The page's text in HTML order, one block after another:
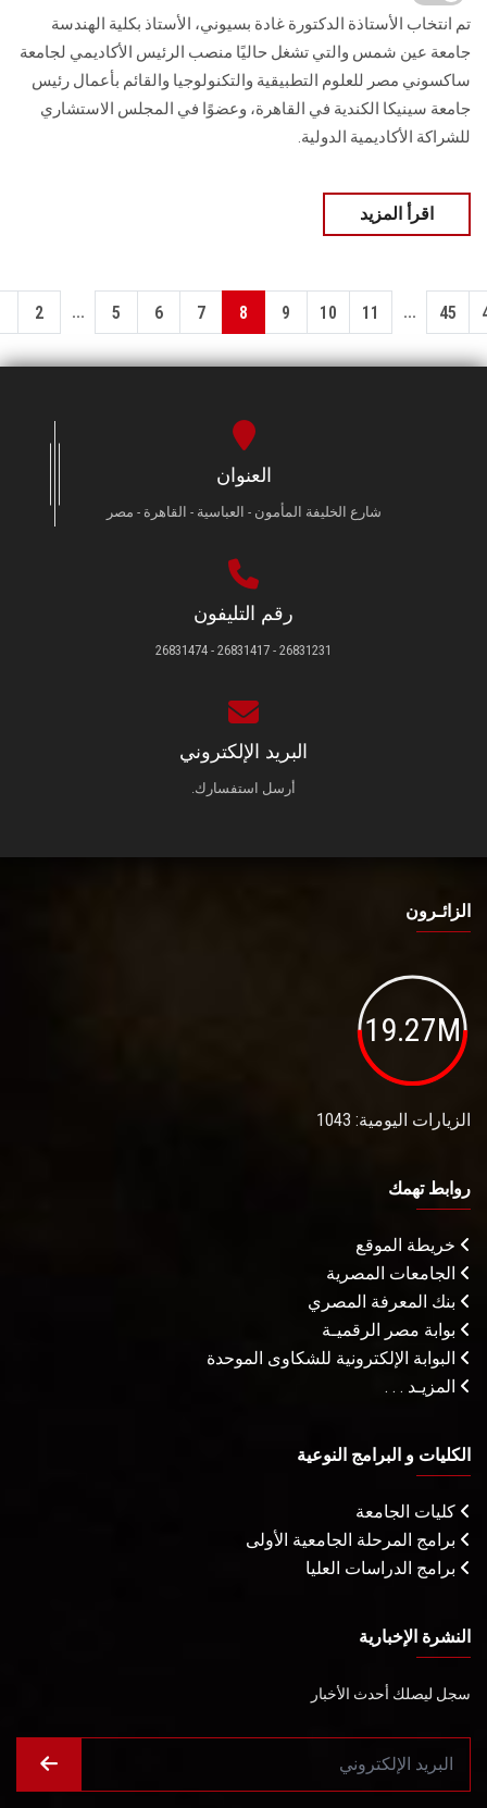
تم انتخاب الأستاذة الدكتورة غادة بسيوني، الأستاذ بكلية الهندسة
جامعة عين شمس والتي تشغل حاليًا منصب الرئيس الأكاديمي لجامعة
ساكسوني مصر للعلوم التطبيقية والتكنولوجيا والقائم بأعمال رئيس
جامعة سينيكا الكندية في القاهرة، وعضوًا في المجلس الاستشاري
للشراكة الأكاديمية الدولية.
اقرأ المزيد
2 ... 5 6 7 8 9 10 11 ... 45
العنوان
شارع الخليفة المأمون - العباسية - القاهرة - مصر
رقم التليفون
26831231 - 26831417 - 26831474
البريد الإلكتروني
أرسل استفسارك.
الزائـرون
19.27M
الزيارات اليومية: 1043
روابط تهمك
خريطة الموقع
الجامعات المصرية
بنك المعرفة المصري
بوابة مصر الرقميـة
البوابة الإلكترونية للشكاوى الموحدة
المزيـد . . .
الكليات و البرامج النوعية
كليات الجامعة
برامج المرحلة الجامعية الأولى
برامج الدراسات العليا
النشرة الإخبارية
سجل ليصلك أحدث الأخبار